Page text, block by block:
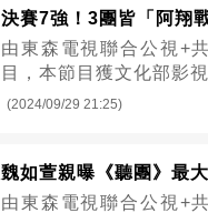
決賽7強！3團皆「阿翔
由東森電視聯合公視+
目，本節目獲文化部影
(2024/09/29 21:25)
魏如萱親曝《聽團》最
由東森電視聯合公視+